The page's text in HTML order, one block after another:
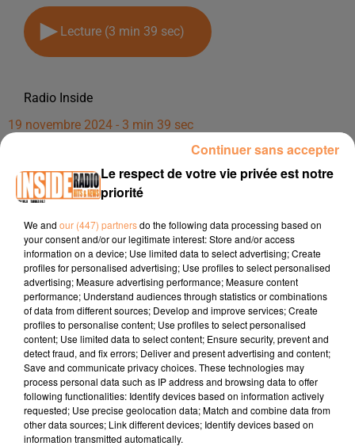
Lecture (3 min 39 sec)
Radio Inside
19 novembre 2024 - 3 min 39 sec
INTERVIEW DE ASHVIN "MAISON VERDIER" À SERRES-CASTET
Site internet :maison-verdier.com
Facebook : Maison Verdier
Instagram :maisonverdier
TITRES DIFFUSÉS
Le respect de votre vie privée est notre
priorité
We and our (447) partnersdo the following data processing based on
your consent and/or our legitimate interest: Store and/or access
information on a device; Use limited data to select advertising; Create
profiles for personalised advertising; Use profiles to select personalised
advertising; Measure advertising performance; Measure content
performance; Understand audiences through statistics or combinations
of data from different sources; Develop and improve services; Create
profiles to personalise content; Use profiles to select personalised
content; Use limited data to select content; Ensure security, prevent and
detect fraud, and fix errors; Deliver and present advertising and content;
Save and communicate privacy choices. These technologies may
process personal data such as IP address and browsing data to offer
following functionalities: Identify devices based on information actively
requested; Use precise geolocation data; Match and combine data from
other data sources; Link different devices; Identify devices based on
information transmitted automatically.
Continuer sans accepter